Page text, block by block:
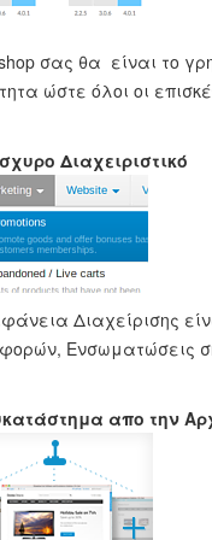
σας θα είναι το
ώστε όλοι οι
Διαχειριστικό
Διαχείρισης
Ενσωματώσεις
απο την